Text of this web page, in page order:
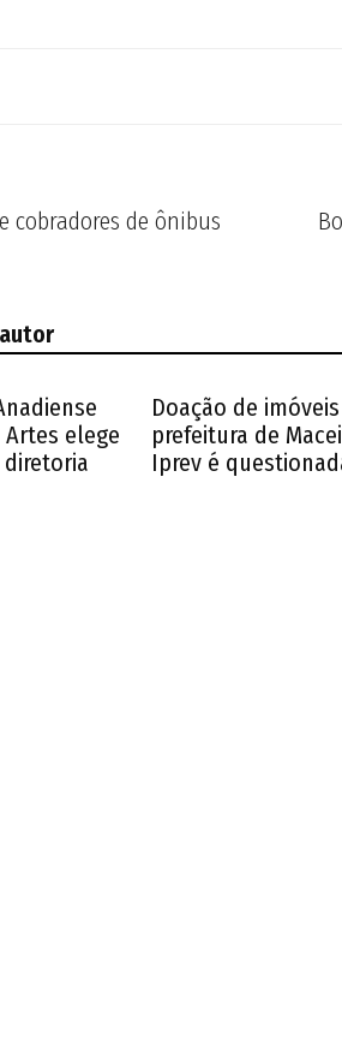
cobradores de ônibus
elege
diretoria
Doação de
prefeitura de
Iprev é